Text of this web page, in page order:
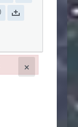
×